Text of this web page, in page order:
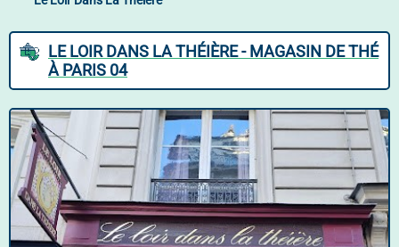
LE LOIR DANS LA THÉIÈRE - MAGASIN DE THÉ
À PARIS 04